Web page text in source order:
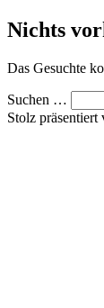
Zum
Inhalt
Nichts
Das Gesuchte
Suchen …
Stolz präsentiert